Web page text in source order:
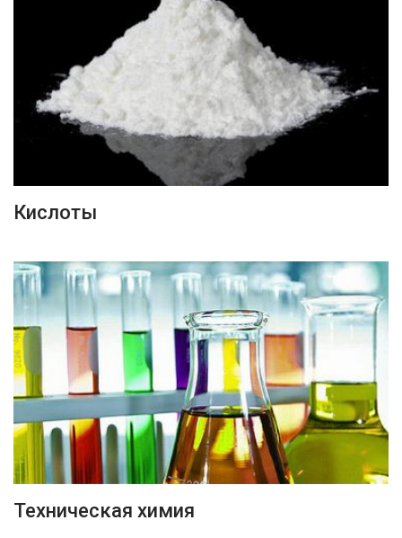
ПОДРОБНЕЕ
Кислоты
ПОДРОБНЕЕ
Техническая химия